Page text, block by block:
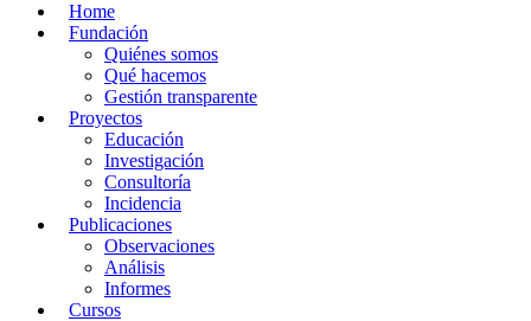
Home
Fundación
Quiénes somos
Qué hacemos
Gestión transparente
Proyectos
Educación
Investigación
Consultoría
Incidencia
Publicaciones
Observaciones
Análisis
Informes
Cursos